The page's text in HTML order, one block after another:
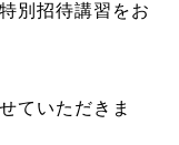
別招待講習をお
ていただきま